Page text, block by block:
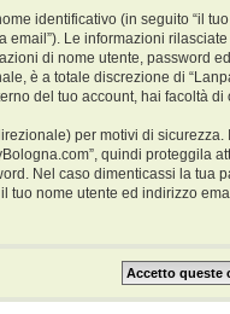
identificativo (in seguito “il
Le informazioni
di nome utente, password
è a totale discrezione di
del tuo account, hai facoltà
per motivi di
quindi proteggila
Nel caso dimenticassi la tua
tuo nome utente ed indirizzo